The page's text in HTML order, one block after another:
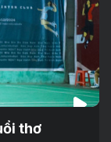
thơ